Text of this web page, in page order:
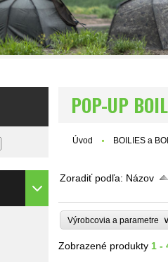
POP-UP
Úvod BOILIES a
Zoradiť podľa: Názov
Výrobcovia a parametre
Zobrazené produkty 1 -